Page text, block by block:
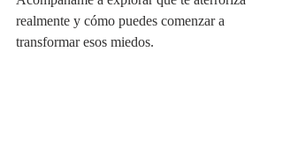
realmente y cómo puedes comenzar a
transformar esos miedos.